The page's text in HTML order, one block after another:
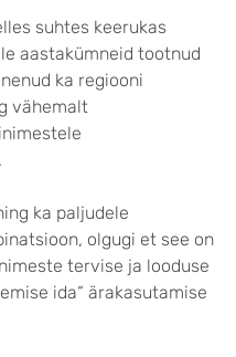
suhtes keerukas
aastakümneid tootnud
ka regiooni
vähemalt
ka paljudele
olgugi et see on
tervise ja looduse
ida“ ärakasutamise